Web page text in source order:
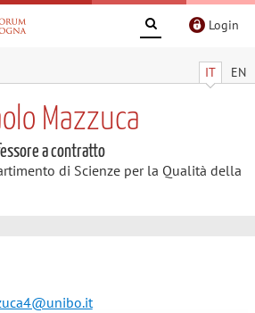
Login
IT EN
Mazzuca
a contratto
di Scienze per la Qualità della